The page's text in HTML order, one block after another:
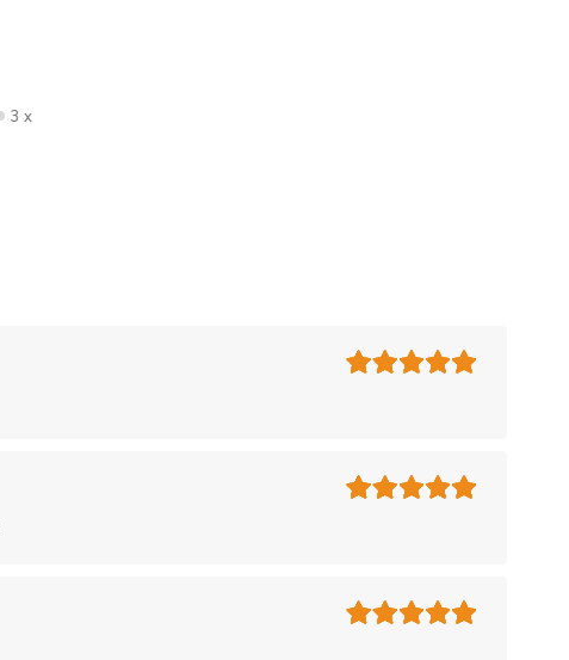
3 x